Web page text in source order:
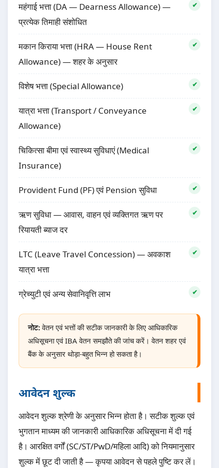
महंगाई भत्ता (DA — Dearness Allowance) —
प्रत्येक तिमाही संशोधित
मकान किराया भत्ता (HRA — House Rent
Allowance) — शहर के अनुसार
विशेष भत्ता (Special Allowance)
यात्रा भत्ता (Transport / Conveyance
Allowance)
चिकित्सा बीमा एवं स्वास्थ्य सुविधाएं (Medical
Insurance)
Provident Fund (PF) एवं Pension सुविधा
ऋण सुविधा — आवास, वाहन एवं व्यक्तिगत ऋण पर
रियायती ब्याज दर
LTC (Leave Travel Concession) — अवकाश
यात्रा भत्ता
ग्रेच्युटी एवं अन्य सेवानिवृत्ति लाभ
नोट:वेतन एवं भत्तों की सटीक जानकारी के लिए आधिकारिक
अधिसूचना एवं IBA वेतन समझौते की जांच करें। वेतन शहर एवं
बैंक के अनुसार थोड़ा-बहुत भिन्न हो सकता है।
आवेदन शुल्क
आवेदन शुल्क श्रेणी के अनुसार भिन्न होता है। सटीक शुल्क एवं
भुगतान माध्यम की जानकारी आधिकारिक अधिसूचना में दी गई
है। आरक्षित वर्गों (SC/ST/PwD/महिला आदि) को नियमानुसार
शुल्क में छूट दी जाती है — कृपया आवेदन से पहले पुष्टि कर लें।